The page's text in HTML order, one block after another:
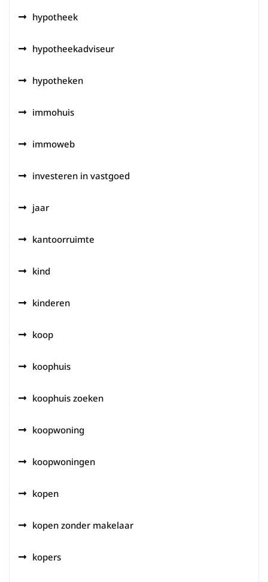
hypotheek
hypotheekadviseur
hypotheken
immohuis
immoweb
investeren in vastgoed
jaar
kantoorruimte
kind
kinderen
koop
koophuis
koophuis zoeken
koopwoning
koopwoningen
kopen
kopen zonder makelaar
kopers